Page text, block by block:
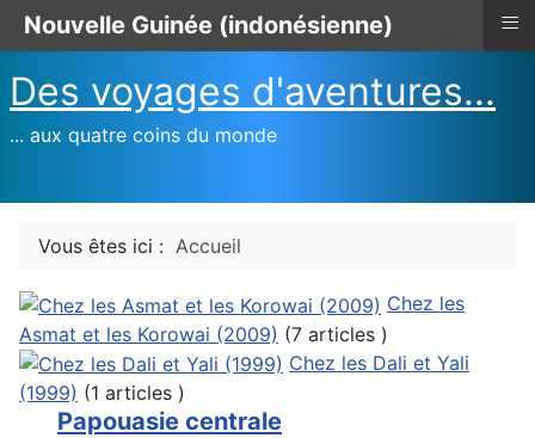
Des voyages d'aventures...
... aux quatre coins du monde
Vous êtes ici : Accueil
Chez les
Asmat et les Korowai (2009) (7 articles )
Chez les Dali et Yali
(1999) (1 articles )
Papouasie centrale
Nouvelle Guinée (indonésienne) ≡